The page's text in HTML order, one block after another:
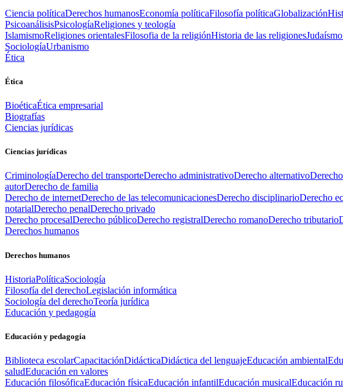
Ciencia políticaDerechos humanosEconomía políticaFilosofía políticaGlobalización
PsicoanálisisPsicologíaReligiones y teología
IslamismoReligiones orientalesFilosofia de la religiónHistoria de las religionesJudaísmo
SociologíaUrbanismo
Ética
Ética
BioéticaÉtica empresarial
Biografías
Ciencias jurídicas
Ciencias jurídicas
CriminologíaDerecho del transporteDerecho administrativoDerecho alternativo
autorDerecho de familia
Derecho de internetDerecho de las telecomunicacionesDerecho disciplinarioDerecho
notarialDerecho penalDerecho privado
Derecho procesalDerecho públicoDerecho registralDerecho romanoDerecho tributario
Derechos humanos
Derechos humanos
HistoriaPolíticaSociología
Filosofía del derechoLegislación informática
Sociología del derechoTeoría jurídica
Educación y pedagogía
Educación y pedagogía
Biblioteca escolarCapacitaciónDidácticaDidáctica del lenguajeEducación ambiental
saludEducación en valores
Educación filosóficaEducación físicaEducación infantilEducación musicalEducación